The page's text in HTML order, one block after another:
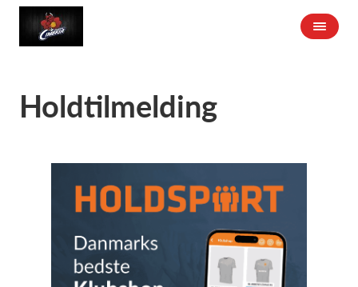
Holdtilmelding